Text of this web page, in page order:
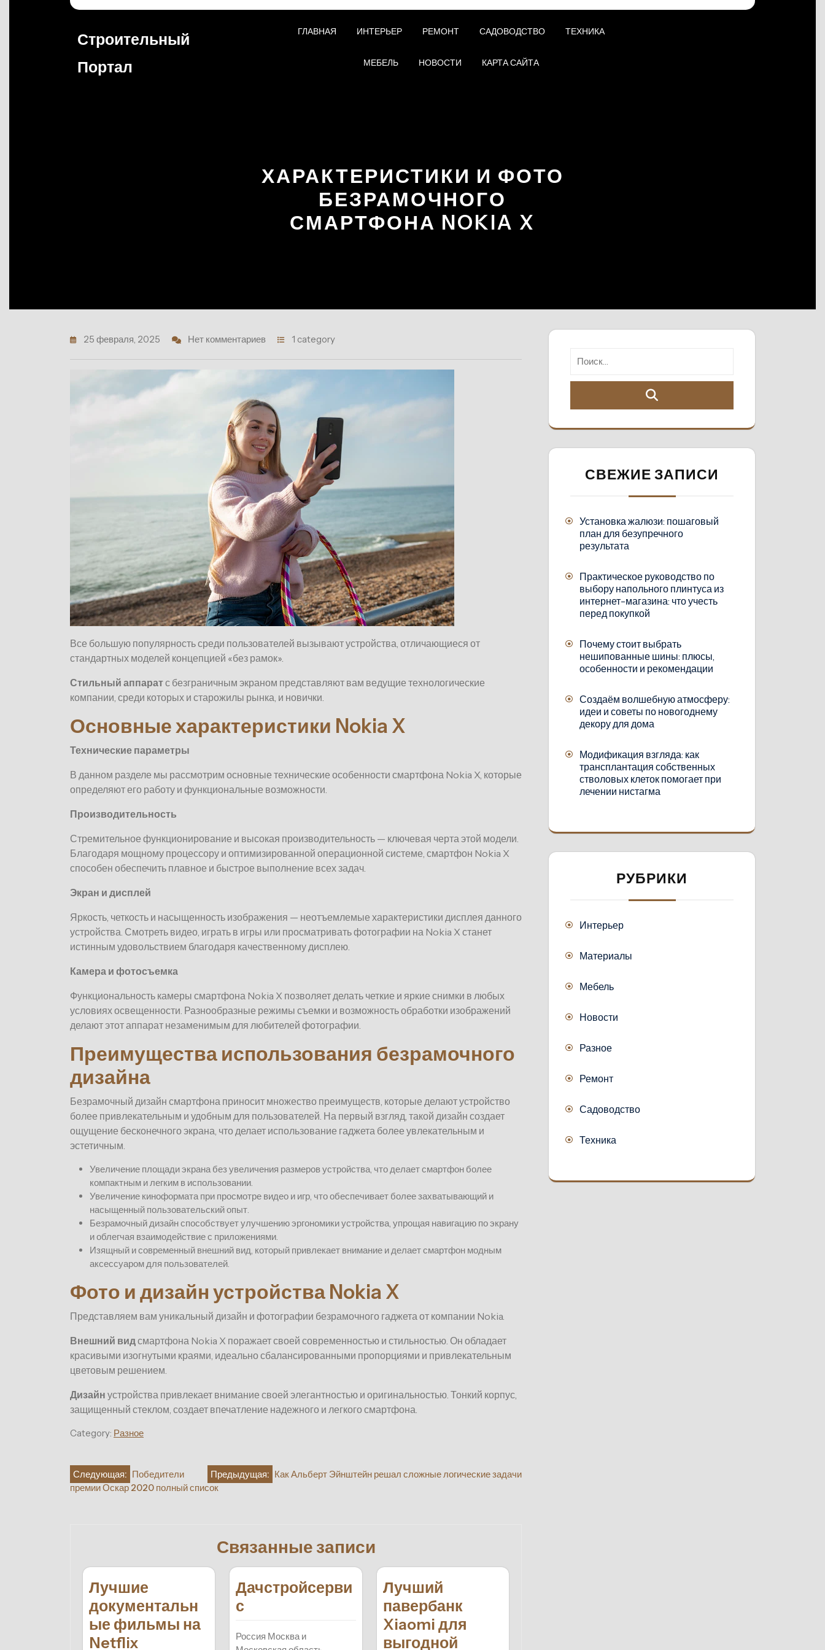
Строительный
Портал
ГЛАВНАЯ ИНТЕРЬЕР РЕМОНТ САДОВОДСТВО ТЕХНИКА
МЕБЕЛЬ НОВОСТИ КАРТА САЙТА
ХАРАКТЕРИСТИКИ И ФОТО
БЕЗРАМОЧНОГО
СМАРТФОНА NOKIA X
25 февраля, 2025 Нет комментариев 1 category
Все большую популярность среди пользователей вызывают устройства, отличающиеся от
стандартных моделей концепцией «без рамок».
Стильный аппаратс безграничным экраном представляют вам ведущие технологические
компании, среди которых и старожилы рынка, и новички.
Основные характеристики Nokia X
Технические параметры
В данном разделе мы рассмотрим основные технические особенности смартфона Nokia X, которые
определяют его работу и функциональные возможности.
Производительность
Стремительное функционирование и высокая производительность — ключевая черта этой модели.
Благодаря мощному процессору и оптимизированной операционной системе, смартфон Nokia X
способен обеспечить плавное и быстрое выполнение всех задач.
Экран и дисплей
Яркость, четкость и насыщенность изображения — неотъемлемые характеристики дисплея данного
устройства. Смотреть видео, играть в игры или просматривать фотографии на Nokia X станет
истинным удовольствием благодаря качественному дисплею.
Камера и фотосъемка
Функциональность камеры смартфона Nokia X позволяет делать четкие и яркие снимки в любых
условиях освещенности. Разнообразные режимы съемки и возможность обработки изображений
делают этот аппарат незаменимым для любителей фотографии.
Преимущества использования безрамочного
дизайна
Безрамочный дизайн смартфона приносит множество преимуществ, которые делают устройство
более привлекательным и удобным для пользователей. На первый взгляд, такой дизайн создает
ощущение бесконечного экрана, что делает использование гаджета более увлекательным и
эстетичным.
Увеличение площади экрана без увеличения размеров устройства, что делает смартфон более
компактным и легким в использовании.
Увеличение киноформата при просмотре видео и игр, что обеспечивает более захватывающий и
насыщенный пользовательский опыт.
Безрамочный дизайн способствует улучшению эргономики устройства, упрощая навигацию по экрану
и облегчая взаимодействие с приложениями.
Изящный и современный внешний вид, который привлекает внимание и делает смартфон модным
аксессуаром для пользователей.
Фото и дизайн устройства Nokia X
Представляем вам уникальный дизайн и фотографии безрамочного гаджета от компании Nokia.
Внешний видсмартфона Nokia X поражает своей современностью и стильностью. Он обладает
красивыми изогнутыми краями, идеально сбалансированными пропорциями и привлекательным
цветовым решением.
Дизайн устройства привлекает внимание своей элегантностью и оригинальностью. Тонкий корпус,
защищенный стеклом, создает впечатление надежного и легкого смартфона.
Category: Разное
Навигация
Предыдущая: Как Альберт Эйнштейн решал сложные логические задачи
Следующая: Победители
премии Оскар 2020 полный список
Связанные записи
Лучшие
документальн
ые фильмы на
Netflix
Дачстройсерви
с
Россия Москва и
Лучший
павербанк
Xiaomi для
выгодной
СВЕЖИЕ ЗАПИСИ
Установка жалюзи: пошаговый
план для безупречного
результата
Практическое руководство по
выбору напольного плинтуса из
интернет-магазина: что учесть
перед покупкой
Почему стоит выбрать
нешипованные шины: плюсы,
особенности и рекомендации
Создаём волшебную атмосферу:
идеи и советы по новогоднему
декору для дома
Модификация взгляда: как
трансплантация собственных
стволовых клеток помогает при
лечении нистагма
РУБРИКИ
Интерьер
Материалы
Мебель
Новости
Разное
Ремонт
Садоводство
Техника